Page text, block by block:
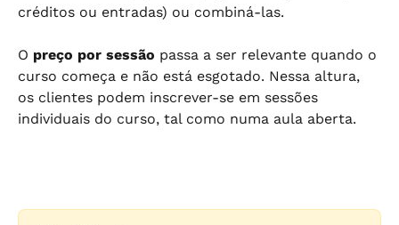
créditos ou entradas) ou combiná-las.
O preço por sessão passa a ser relevante quando o
curso começa e não está esgotado. Nessa altura,
os clientes podem inscrever-se em sessões
individuais do curso, tal como numa aula aberta.